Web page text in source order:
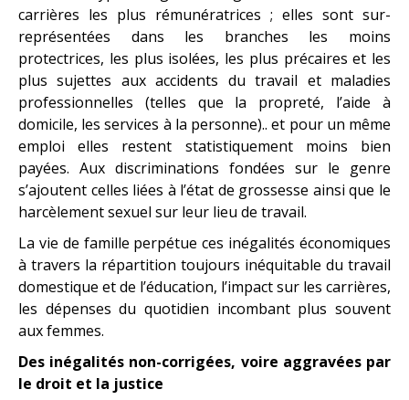
carrières les plus rémunératrices ; elles sont sur-
représentées dans les branches les moins
protectrices, les plus isolées, les plus précaires et les
plus sujettes aux accidents du travail et maladies
professionnelles (telles que la propreté, l’aide à
domicile, les services à la personne).. et pour un même
emploi elles restent statistiquement moins bien
payées. Aux discriminations fondées sur le genre
s’ajoutent celles liées à l’état de grossesse ainsi que le
harcèlement sexuel sur leur lieu de travail.
La vie de famille perpétue ces inégalités économiques
à travers la répartition toujours inéquitable du travail
domestique et de l’éducation, l’impact sur les carrières,
les dépenses du quotidien incombant plus souvent
aux femmes.
Des inégalités non-corrigées, voire aggravées par
le droit et la justice